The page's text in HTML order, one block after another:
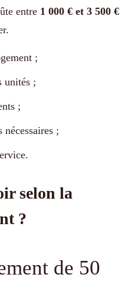
entre 1 000 € et 3 500 €
;
unités ;
;
nécessaires ;
selon la
?
de 50